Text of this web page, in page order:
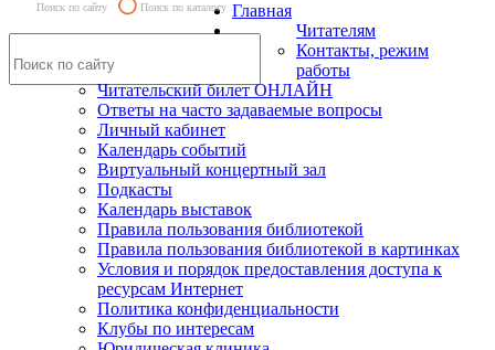
Поиск по сайту Поиск по каталогу Главная
Читателям
Контакты, режим
работы
Читательский билет ОНЛАЙН
Ответы на часто задаваемые вопросы
Личный кабинет
Календарь событий
Виртуальный концертный зал
Подкасты
Календарь выставок
Правила пользования библиотекой
Правила пользования библиотекой в картинках
Условия и порядок предоставления доступа к
ресурсам Интернет
Политика конфиденциальности
Клубы по интересам